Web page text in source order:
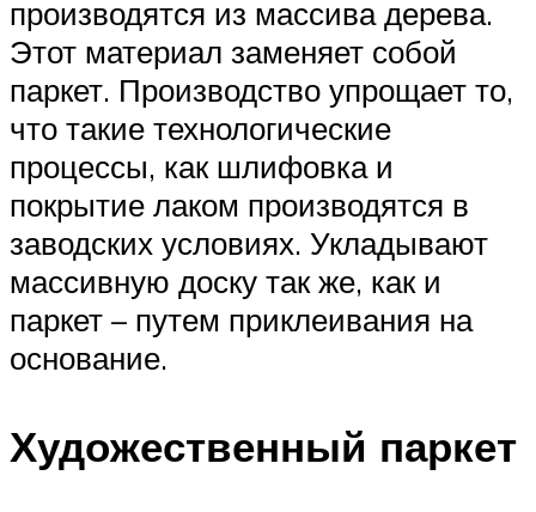
производятся из массива дерева.
Этот материал заменяет собой
паркет. Производство упрощает то,
что такие технологические
процессы, как шлифовка и
покрытие лаком производятся в
заводских условиях. Укладывают
массивную доску так же, как и
паркет – путем приклеивания на
основание.
Художественный паркет